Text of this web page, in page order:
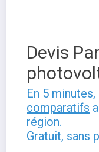
Devis
En 5
comparatifs
région.
Gratuit, sans